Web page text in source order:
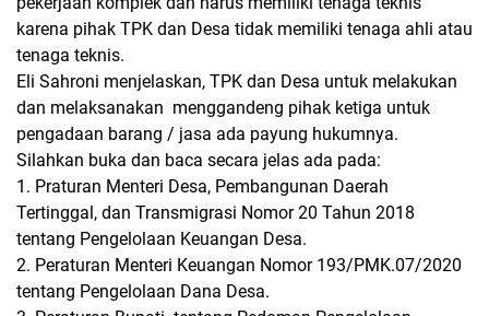
karena pihak TPK dan Desa tidak memiliki tenaga ahli atau
tenaga teknis.
Eli Sahroni menjelaskan, TPK dan Desa untuk melakukan
dan melaksanakan menggandeng pihak ketiga untuk
pengadaan barang / jasa ada payung hukumnya.
Silahkan buka dan baca secara jelas ada pada:
1. Praturan Menteri Desa, Pembangunan Daerah
Tertinggal, dan Transmigrasi Nomor 20 Tahun 2018
tentang Pengelolaan Keuangan Desa.
2. Peraturan Menteri Keuangan Nomor 193/PMK.07/2020
tentang Pengelolaan Dana Desa.